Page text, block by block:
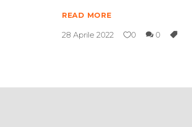
READ MORE
28 Aprile 2022 0 0